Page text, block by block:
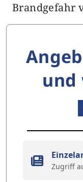
Brandgefahr
und
Zugriff